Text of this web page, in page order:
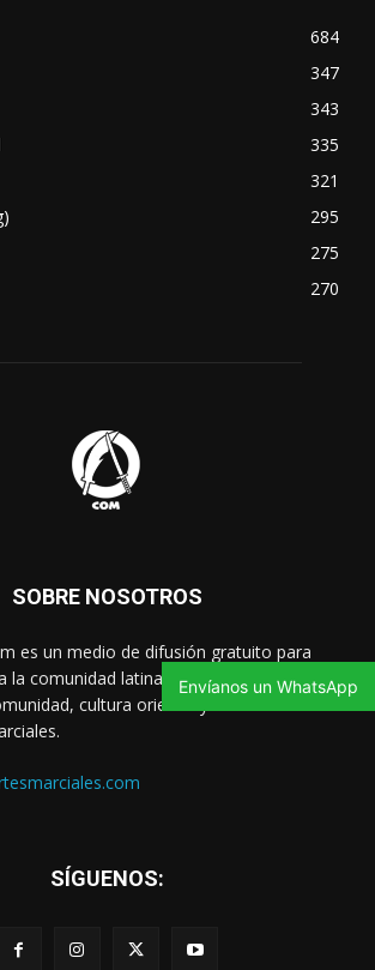
684
347
343
335
321
295
275
270
SOBRE NOSOTROS
es un medio de difusión gratuito para
la comunidad latina las noticias de artes
cultura oriental y contenido valioso
SÍGUENOS:
Envíanos un WhatsApp